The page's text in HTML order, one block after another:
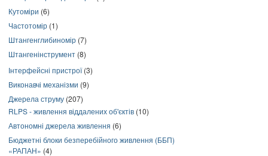
Кутоміри (6)
Частотомір (1)
Штангенглибиномір (7)
Штангенінструмент (8)
Інтерфейсні пристрої(3)
Виконавчі механізми (9)
Джерела струму (207)
RLPS - живлення віддалених об'єктів (10)
Автономні джерела живлення (6)
Бюджетні блоки безперебійного живлення (ББП)
«РАПАН» (4)